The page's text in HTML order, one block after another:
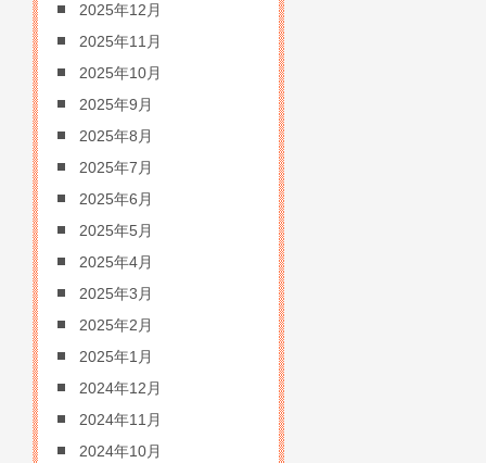
2025年12月
2025年11月
2025年10月
2025年9月
2025年8月
2025年7月
2025年6月
2025年5月
2025年4月
2025年3月
2025年2月
2025年1月
2024年12月
2024年11月
2024年10月